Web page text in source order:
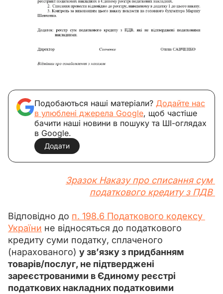
Подобаються наші матеріали? Додайте нас
в улюблені джерела Google, щоб частіше
бачити наші новини в пошуку та ШІ-оглядах
в Google.
Додати
Зразок Наказу про списання сум
податкового кредиту з ПДВ
Відповідно до п. 198.6 Податкового кодексу
України не відносяться до податкового
кредиту суми податку, сплаченого
(нарахованого) у зв’язку з придбанням
товарів/послуг, не підтверджені
зареєстрованими в Єдиному реєстрі
податкових накладних податковими